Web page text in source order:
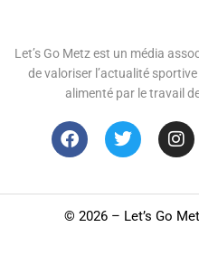
Let’s Go Metz est un média
de valoriser l’actualité
alimenté par le travail
© 2026 – Let’s Go